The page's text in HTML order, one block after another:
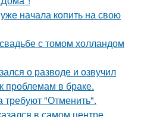
начала копить на свою
с томом холландом
о разводе и озвучил
проблемам в браке.
требуют "Отменить".